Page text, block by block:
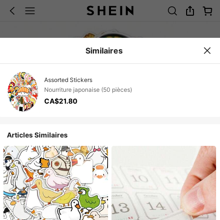
Similaires
Assorted Stickers
Nourriture japonaise (50 pièces)
CA$21.80
Articles Similaires